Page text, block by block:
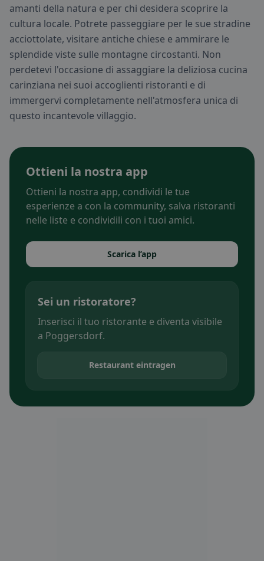
amanti della natura e per chi desidera scoprire la
cultura locale. Potrete passeggiare per le sue stradine
acciottolate, visitare antiche chiese e ammirare le
splendide viste sulle montagne circostanti. Non
perdetevi l'occasione di assaggiare la deliziosa cucina
carinziana nei suoi accoglienti ristoranti e di
immergervi completamente nell'atmosfera unica di
questo incantevole villaggio.
Ottieni la nostra app
Ottieni la nostra app, condividi le tue
esperienze a con la community, salva ristoranti
nelle liste e condividili con i tuoi amici.
Scarica l’app
Sei un ristoratore?
Inserisci il tuo ristorante e diventa visibile
a Poggersdorf.
Restaurant eintragen